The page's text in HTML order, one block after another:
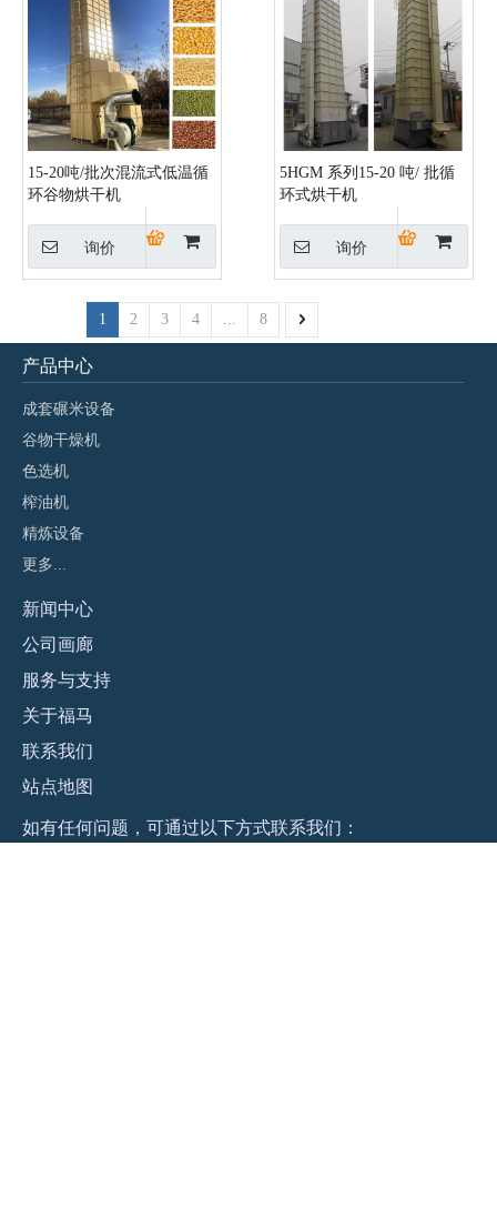
15-20吨/批次混流式低温循
环谷物烘干机
询价
5HGM 系列15-20 吨/ 批循
环式烘干机
询价
1 2 3 4 ... 8
产品中心
成套碾米设备
谷物干燥机
色选机
榨油机
精炼设备
更多...
新闻 中心
公司画廊
服务与支持
关于福马
联系我们
站点地图
​如有任何问题，可通过以下方式联系我们：